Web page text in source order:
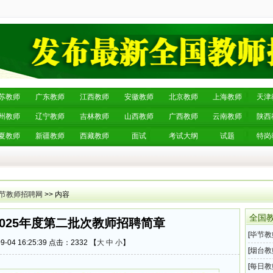
教师 广东教师 江西教师 安徽教师 北京教师 上海教师 天津
教师 辽宁教师 吉林教师 山西教师 广西教师 云南教师 陕西
教师 新疆教师 西藏教师 面试 考试大纲 试题 特岗
教师招聘网 >> 内容
年度第二批次教师招聘简章
04 16:25:39 点击： 2332 【 大 中 小】
全国
[毕节
次教师
[烟台
教育体
[每日